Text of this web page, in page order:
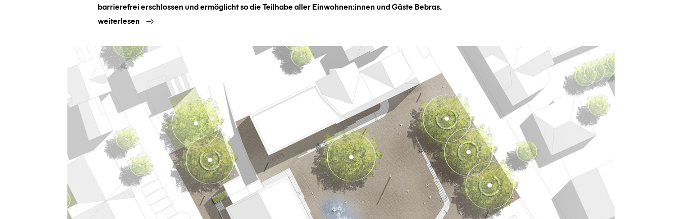
barrierefrei erschlossen und ermöglicht so die Teilhabe aller Einwohnen:innen und Gäste Bebras.
weiterlesen